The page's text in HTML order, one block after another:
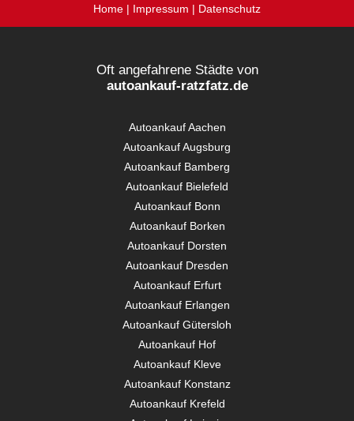
Home | Impressum | Datenschutz
Oft angefahrene Städte von
autoankauf-ratzfatz.de
Autoankauf Aachen
Autoankauf Augsburg
Autoankauf Bamberg
Autoankauf Bielefeld
Autoankauf Bonn
Autoankauf Borken
Autoankauf Dorsten
Autoankauf Dresden
Autoankauf Erfurt
Autoankauf Erlangen
Autoankauf Gütersloh
Autoankauf Hof
Autoankauf Kleve
Autoankauf Konstanz
Autoankauf Krefeld